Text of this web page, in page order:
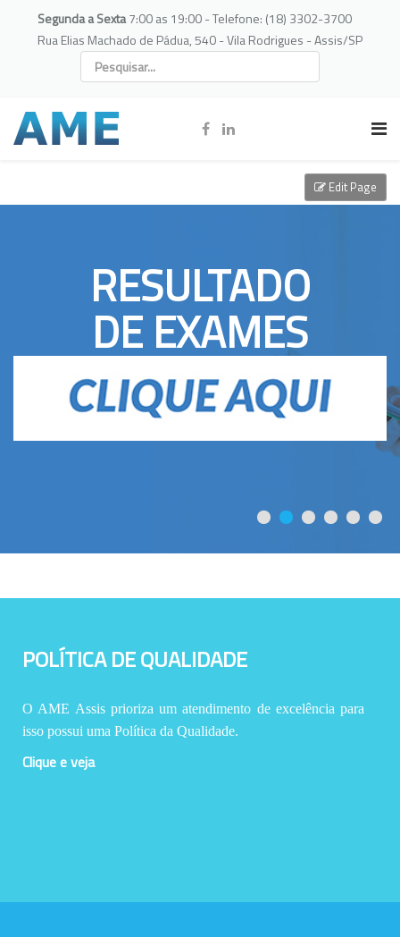
Segunda a Sexta7:00 as 19:00 - Telefone: (18) 3302-3700
Rua Elias Machado de Pádua, 540 - Vila Rodrigues - Assis/SP
RESULTADO
DE EXAMES
POLÍTICA DE QUALIDADE
O AME Assis prioriza um atendimento de excelência para
isso possui uma Política da Qualidade.
Clique e veja
Edit Page